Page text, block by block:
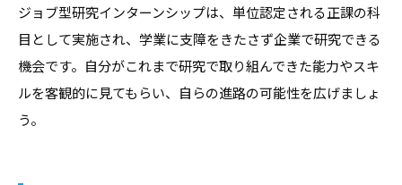
ジョブ型研究インターンシップは、単位認定される正課の科
目として実施され、学業に支障をきたさず企業で研究できる
機会です。自分がこれまで研究で取り組んできた能力やスキ
ルを客観的に見てもらい、自らの進路の可能性を広げましょ
う。